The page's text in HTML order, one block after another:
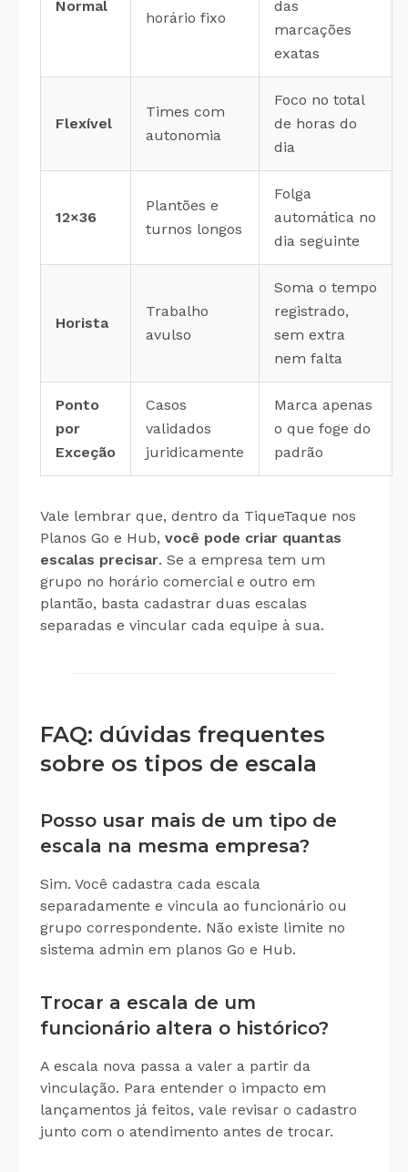
Normal
horário fixo
das
marcações
exatas
Flexível
Times com
autonomia
Foco no total
de horas do
dia
12×36
Plantões e
turnos longos
Folga
automática no
dia seguinte
Horista
Trabalho
avulso
Soma o tempo
registrado,
sem extra
nem falta
Ponto
por
Exceção
Casos
validados
juridicamente
Marca apenas
o que foge do
padrão
Vale lembrar que, dentro da TiqueTaque nos
Planos Go e Hub, você pode criar quantas
escalas precisar. Se a empresa tem um
grupo no horário comercial e outro em
plantão, basta cadastrar duas escalas
separadas e vincular cada equipe à sua.
FAQ: dúvidas frequentes
sobre os tipos de escala
Posso usar mais de um tipo de
escala na mesma empresa?
Sim. Você cadastra cada escala
separadamente e vincula ao funcionário ou
grupo correspondente. Não existe limite no
sistema admin em planos Go e Hub.
Trocar a escala de um
funcionário altera o histórico?
A escala nova passa a valer a partir da
vinculação. Para entender o impacto em
lançamentos já feitos, vale revisar o cadastro
junto com o atendimento antes de trocar.